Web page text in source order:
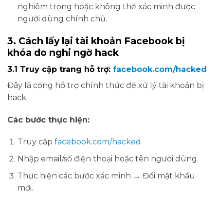
nghiêm trọng hoặc không thể xác minh được
người dùng chính chủ.
3. Cách lấy lại tài khoản Facebook bị
khóa do nghi ngờ hack
3.1 Truy cập trang hỗ trợ: facebook.com/hacked
Đây là cổng hỗ trợ chính thức để xử lý tài khoản bị
hack.
Các bước thực hiện:
Truy cập facebook.com/hacked .
Nhập email/số điện thoại hoặc tên người dùng.
Thực hiện các bước xác minh → Đổi mật khẩu
mới.